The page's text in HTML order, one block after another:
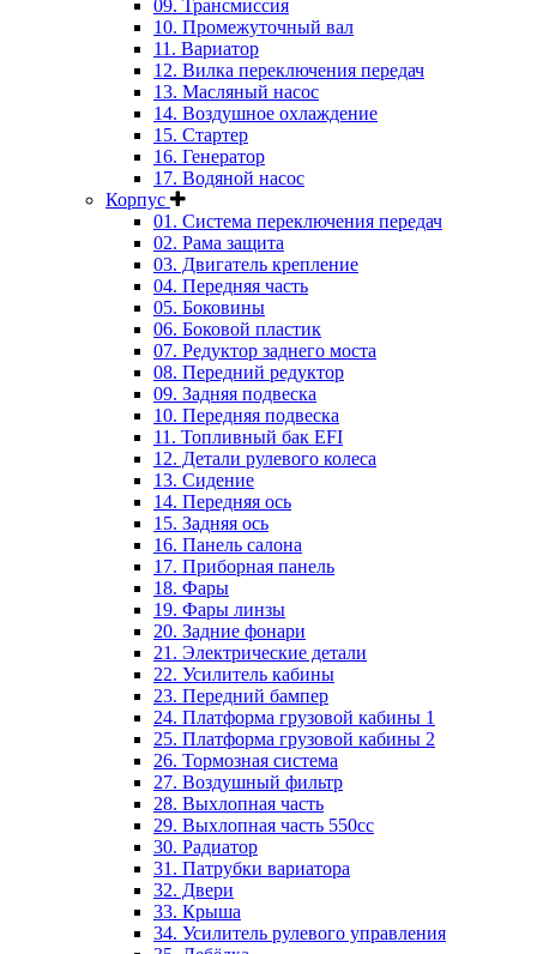
09. Трансмиссия
10. Промежуточный вал
11. Вариатор
12. Вилка переключения передач
13. Масляный насос
14. Воздушное охлаждение
15. Стартер
16. Генератор
17. Водяной насос
Корпус
01. Система переключения передач
02. Рама защита
03. Двигатель крепление
04. Передняя часть
05. Боковины
06. Боковой пластик
07. Редуктор заднего моста
08. Передний редуктор
09. Задняя подвеска
10. Передняя подвеска
11. Топливный бак EFI
12. Детали рулевого колеса
13. Сидение
14. Передняя ось
15. Задняя ось
16. Панель салона
17. Приборная панель
18. Фары
19. Фары линзы
20. Задние фонари
21. Электрические детали
22. Усилитель кабины
23. Передний бампер
24. Платформа грузовой кабины 1
25. Платформа грузовой кабины 2
26. Тормозная система
27. Воздушный фильтр
28. Выхлопная часть
29. Выхлопная часть 550cc
30. Радиатор
31. Патрубки вариатора
32. Двери
33. Крыша
34. Усилитель рулевого управления